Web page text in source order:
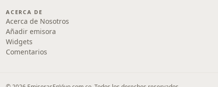
ACERCA DE
Acerca de Nosotros
Añadir emisora
Widgets
Comentarios